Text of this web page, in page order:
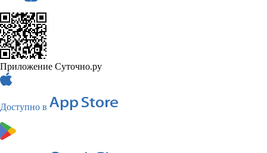
Приложение Суточно.ру
Доступно в